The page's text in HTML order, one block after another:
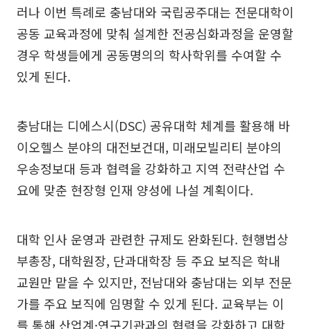
러나 이번 특례로 충남대와 국립공주대는 전문대학이
공동 교육과정에 맞춰 설계한 전공심화과정을 운영할
경우 학생들에게 공동명의의 학사학위를 수여할 수
있게 된다.
충남대는 디에스시(DSC) 공유대학 체계를 활용해 바
이오헬스 분야의 대전보건대, 미래모빌리티 분야의
우송정보대 등과 협력을 강화하고 지역 전략산업 수
요에 맞춘 현장형 인재 양성에 나설 계획이다.
대학 인사 운영과 관련한 규제도 완화된다. 현행법상
부총장, 대학원장, 단과대학장 등 주요 보직은 학내
교원만 맡을 수 있지만, 전남대와 충남대는 외부 전문
가를 주요 보직에 임명할 수 있게 된다. 교육부는 이
를 통해 산업계·연구기관과의 협력을 강화하고 대학